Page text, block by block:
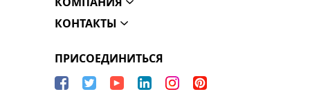
КОНТАКТЫ
ПРИСОЕДИНИТЬСЯ